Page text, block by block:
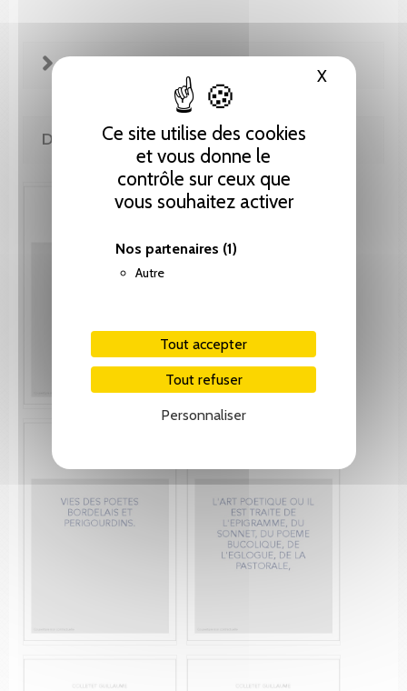
Ce site utilise des cookies
et vous donne le
contrôle sur ceux que
vous souhaitez activer
Nos partenaires (1)
Autre
Tout accepter
Tout refuser
Personnaliser
XMasquer
FICHE TECHNIQUE
DE MÊME AUTEUR(E)